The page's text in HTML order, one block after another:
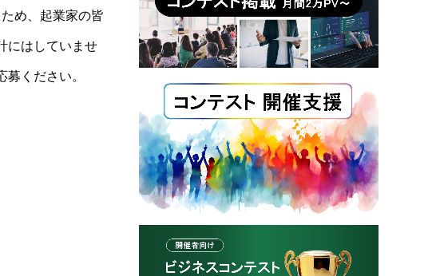
め、起業家の皆
にはしていませ
ください。